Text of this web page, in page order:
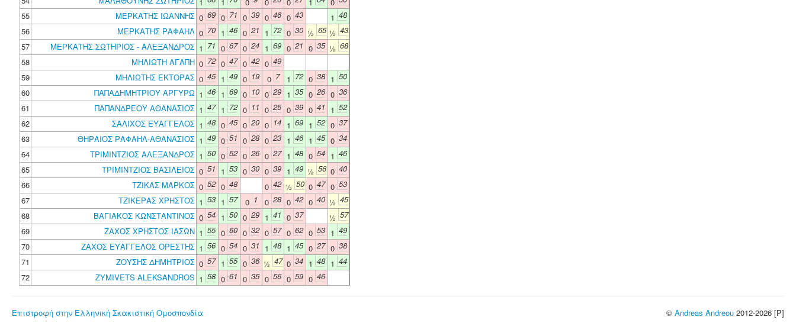
1 1 0 0 0 1 0
55
ΜΕΡΚΑΤΗΣ ΙΩΑΝΝΗΣ 0 69 0 71 0 39 0 46 0 43 1 48
56
ΜΕΡΚΑΤΗΣ ΡΑΦΑΗΛ 0 70 1 46 0 21 1 72 0 30 ½ 65 ½ 43
57
ΜΕΡΚΑΤΗΣ ΣΩΤΗΡΙΟΣ - ΑΛΕΞΑΝΔΡΟΣ 1 71 0 67 0 24 1 69 0 21 0 35 ½ 68
58
ΜΗΛΙΩΤΗ ΑΓΑΠΗ 0 72 0 47 0 42 0 49
59
ΜΗΛΙΩΤΗΣ ΕΚΤΟΡΑΣ 0 45 1 49 0 19 0 7 1 72 0 38 1 50
60
ΠΑΠΑΔΗΜΗΤΡΙΟΥ ΑΡΓΥΡΩ 1 46 1 69 0 10 0 29 1 35 0 26 0 36
61
ΠΑΠΑΝΔΡΕΟΥ ΑΘΑΝΑΣΙΟΣ 1 47 1 72 0 11 0 25 0 39 0 41 1 52
62
ΣΑΛΙΧΟΣ ΕΥΑΓΓΕΛΟΣ 1 48 0 45 0 20 0 14 1 69 1 52 0 37
63
ΘΗΡΑΙΟΣ ΡΑΦΑΗΛ-ΑΘΑΝΑΣΙΟΣ 1 49 0 51 0 28 0 23 1 46 1 45 0 34
64
ΤΡΙΜΙΝΤΖΙΟΣ ΑΛΕΞΑΝΔΡΟΣ 1 50 0 52 0 26 0 27 1 48 0 54 1 46
65
ΤΡΙΜΙΝΤΖΙΟΣ ΒΑΣΙΛΕΙΟΣ 0 51 1 53 0 30 0 39 1 49 ½ 56 0 40
66
ΤΖΙΚΑΣ ΜΑΡΚΟΣ 0 52 0 48 0 42 ½ 50 0 47 0 53
67
ΤΖΙΚΕΡΑΣ ΧΡΗΣΤΟΣ 1 53 1 57 0 1 0 28 0 42 0 40 ½ 45
68
ΒΑΓΙΑΚΟΣ ΚΩΝΣΤΑΝΤΙΝΟΣ 0 54 1 50 0 29 1 41 0 37 ½ 57
69
ΖΑΧΟΣ ΧΡΗΣΤΟΣ ΙΑΣΩΝ 1 55 0 60 0 32 0 57 0 62 0 53 1 49
70
ΖΑΧΟΣ ΕΥΑΓΓΕΛΟΣ ΟΡΕΣΤΗΣ 1 56 0 54 0 31 1 48 1 45 0 27 0 38
71
ΖΟΥΣΗΣ ΔΗΜΗΤΡΙΟΣ 0 57 1 55 0 36 ½ 47 0 34 1 48 1 44
72
ZYMIVETS ALEKSANDROS 1 58 0 61 0 35 0 56 0 59 0 46
Επιστροφή στην Ελληνική Σκακιστική Ομοσπονδία © Andreas Andreou 2012-2026 [P]